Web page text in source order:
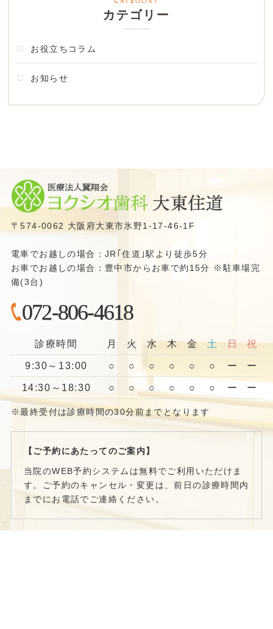
カテゴリー
お役立ちコラム
お知らせ
〒574-0062 大阪府大東市氷野1-17-46-1F
電車でお越しの場合：JR｢住道｣駅より徒歩5分
お車でお越しの場合：豊中市からお車で約15分 ※駐車場完
備(3台)
072-806-4618
診療時間 月 火 水 木 金 土 日 祝
9:30～13:00 ○ ○ ○ ○ ○ ○ ー ー
14:30～18:30 ○ ○ ○ ○ ○ ○ ー ー
※最終受付は診療時間の30分前までとなります
【ご予約にあたってのご案内】
当院のWEB予約システムは無料でご利用いただけま
す。ご予約のキャンセル・変更は、前日の診療時間内
までにお電話でご連絡ください。